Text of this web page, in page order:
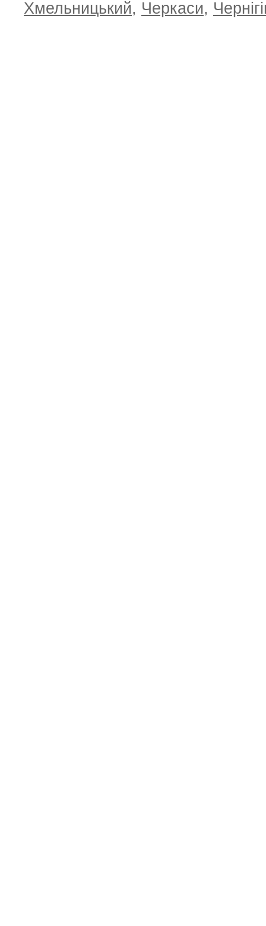
Хмельницький, Черкаси,